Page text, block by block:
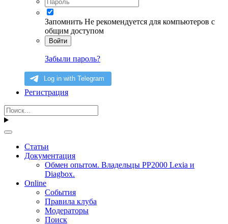
Запомнить Не рекомендуется для компьютеров с
общим доступом
Войти
Забыли пароль?
Регистрация
Статьи
Документация
Обмен опытом. Владельцы PP2000 Lexia и
Diagbox.
Online
События
Правила клуба
Модераторы
Поиск